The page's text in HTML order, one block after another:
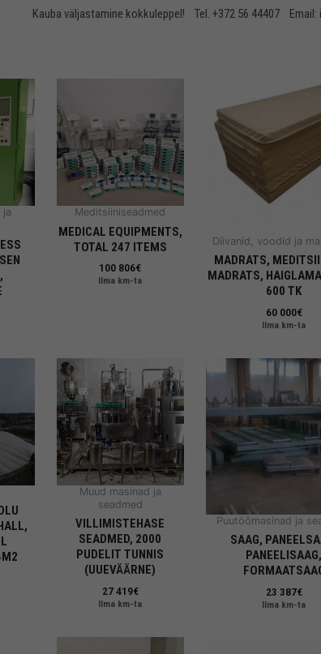
Kauba väljastamine kokkuleppel! Tel. +372 56 44407 Email:
ja
Meditsiiniseadmed
MEDICAL EQUIPMENTS,
TOTAL 247 ITEMS
100 806€
Ilma km-ta
Diivanid, voodid ja
MADRATS,
MADRATS,
600 TK
60 000€
Ilma km-ta
Muud masinad ja
seadmed
VILLIMISTEHASE
SEADMED, 2000
PUDELIT TUNNIS
(UUEVÄÄRNE)
27 419€
Ilma km-ta
Puutöömasinad ja
SAAG,
PANEELISAAG,
23 387€
Ilma km-ta